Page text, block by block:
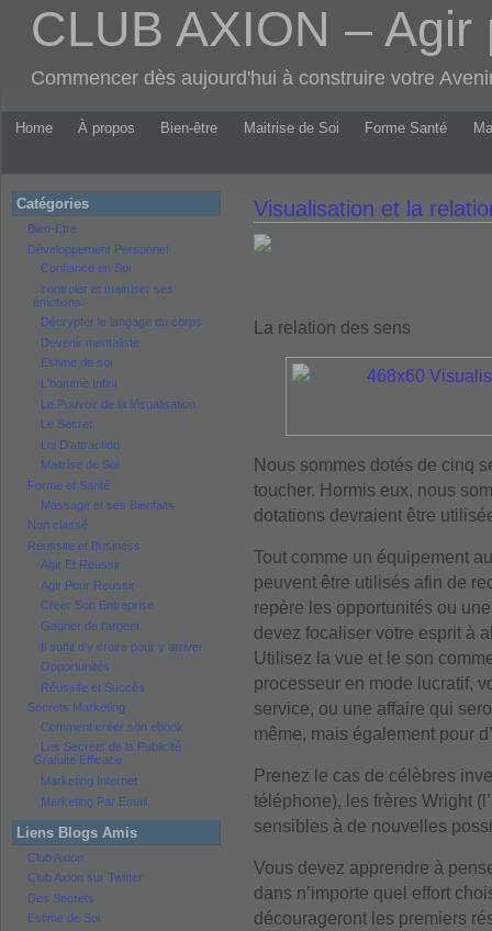
CLUB AXION –
Commencer dès aujourd'hui à construire votre
Home À propos Bien-être Maitrise de Soi Forme Santé
Catégories
Bien-Etre
Développement Personnel
Confiance en Soi
controler et maitriser ses
émotions
Décrypter le langage du corps
Devenir mentaliste
Estime de soi
L'homme Infini
Le Pouvoir de la Visualisation
Le Secret
Loi D'attraction
Maitrise de Soi
Forme et Santé
Massage et ses Bienfaits
Non classé
Réussite et Business
Agir Et Reussir
Agir Pour Reussir
Creer Son Entreprise
Gagner de l'argent
Il suffit d'y croire pour y arriver
Opportunités
Réussite et Succès
Secrets Marketing
Comment créer son ebook
Les Secrets de la Publicité
Gratuite Efficace
Marketing Internet
Marketing Par Email
Liens Blogs Amis
Club Axion
Club Axion sur Twitter
Des Secrets
Estime de Soi
Visualisation et la
La relation des sens
Nous sommes dotés de cinq
toucher. Hormis eux, nous
dotations devraient être
Tout comme un équipement
peuvent être utilisés afin de
repère les opportunités ou
devez focaliser votre esprit à
Utilisez la vue et le son
processeur en mode lucratif,
service, ou une affaire qui
même, mais également pour
Prenez le cas de célèbres
téléphone), les frères Wright
sensibles à de nouvelles
Vous devez apprendre à
dans n’importe quel effort
décourageront les premiers